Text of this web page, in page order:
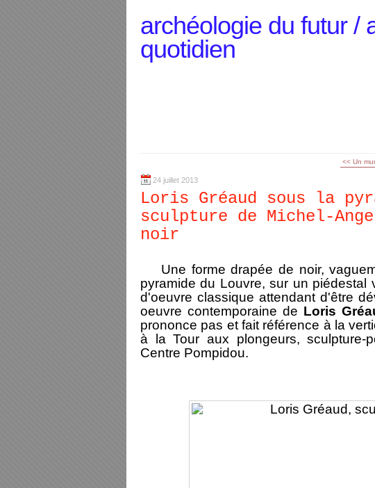
archéologie du futur /
quotidien
<< Un
24 juillet 2013
Loris Gréaud sous la
sculpture de Michel-
noir
Une forme drapée de noir,
pyramide du Louvre, sur un
d'oeuvre classique attendant d'être
oeuvre contemporaine de Loris
prononce pas et fait référence à la
à la Tour aux plongeurs, sculpture-
Centre Pompidou.